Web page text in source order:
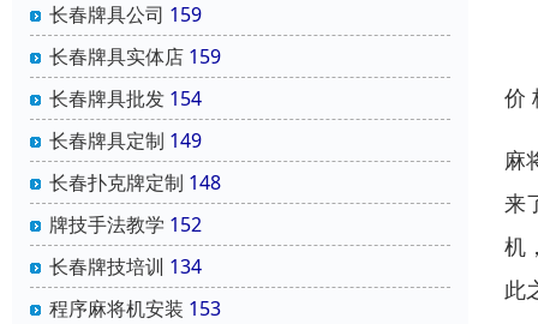
长春牌具公司 159
长春牌具实体店 159
长春牌具批发 154
长春牌具定制 149
长春扑克牌定制 148
牌技手法教学 152
长春牌技培训 134
程序麻将机安装 153
价
麻
来
机
此